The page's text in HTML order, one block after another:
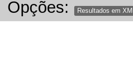
Opções: Resultados em XML